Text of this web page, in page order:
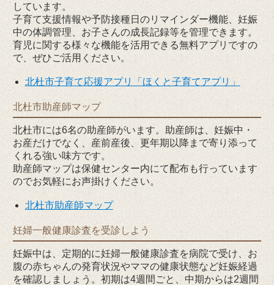
しています。
子育て支援情報や予防接種日のリマインダー機能、妊娠
中の体調管理、お子さんの成長記録等を管理できます。
育児に関する様々な機能を活用できる無料アプリですの
で、ぜひご活用ください。
北杜市子育て応援アプリ「ほくと子育てアプリ」
北杜市助産師マップ
北杜市には6名の助産師がいます。助産師は、妊娠中・
お産だけでなく、産前産後、更年期以降まで寄り添って
くれる強い味方です。
助産師マップは保健センター内にて配布も行っています
のでお気軽にお声掛けください。
北杜市助産師マップ
妊婦一般健康診査を受診しよう
妊娠中は、定期的に妊婦一般健康診査を病院で受け、お
腹の赤ちゃんの発育状況やママの健康状態など妊娠経過
を確認しましょう。初期は4週間ごと、中期からは2週間